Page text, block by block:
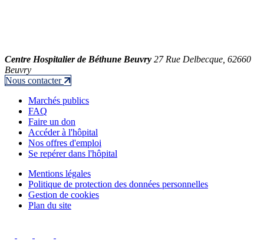
Centre Hospitalier de Béthune Beuvry 27 Rue Delbecque, 62660
Beuvry
Nous contacter
Marchés publics
FAQ
Faire un don
Accéder à l'hôpital
Nos offres d'emploi
Se repérer dans l'hôpital
Mentions légales
Politique de protection des données personnelles
Gestion de cookies
Plan du site